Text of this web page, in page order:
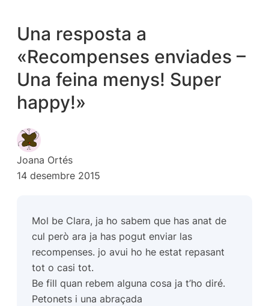
Una resposta a
«Recompenses enviades –
Una feina menys! Super
happy!»
Joana Ortés
14 desembre 2015
Mol be Clara, ja ho sabem que has anat de
cul però ara ja has pogut enviar las
recompenses. jo avui ho he estat repasant
tot o casi tot.
Be fill quan rebem alguna cosa ja t’ho diré.
Petonets i una abraçada